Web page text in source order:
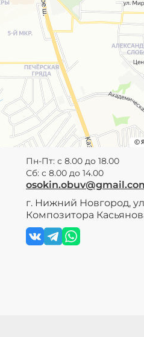
Пн-Пт: с 8.00 до 18.00
Сб: с 8.00 до 14.00
г. Нижний Новгород,
Композитора